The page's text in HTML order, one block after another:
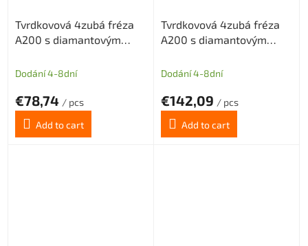
Tvrdkovová 4zubá fréza
A200 s diamantovým
průměr 6 (dlouhá stopka)
Dodání 4-8dní
€78,74 / pcs
Add to cart
Tvrdkovová 4zubá fréza
A200 s diamantovým
průměr 8 (dlouhá stopka)
Dodání 4-8dní
€142,09 / pcs
Add to cart